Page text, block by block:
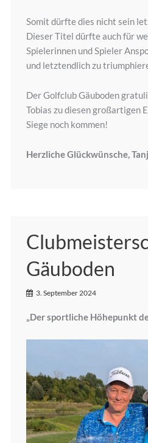
Somit dürfte dies nicht sein
Dieser Titel dürfte auch für
Spielerinnen und Spieler
und letztendlich zu
Der Golfclub Gäuboden
Tobias zu diesen großartigen
Siege noch kommen!
Herzliche Glückwünsche,
Gäuboden
3. September 2024
„Der sportliche Höhepunkt